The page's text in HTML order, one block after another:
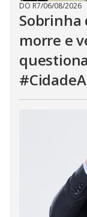
DO R7/06/08/2026
morre e